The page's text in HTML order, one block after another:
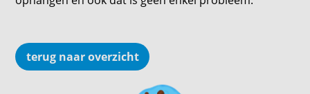
terug naar overzicht